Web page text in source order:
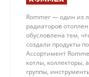
Rommer — один из
радиаторов
обусловлена тем,
создали продукты
Ассортимент
котлы, коллекторы,
группы,